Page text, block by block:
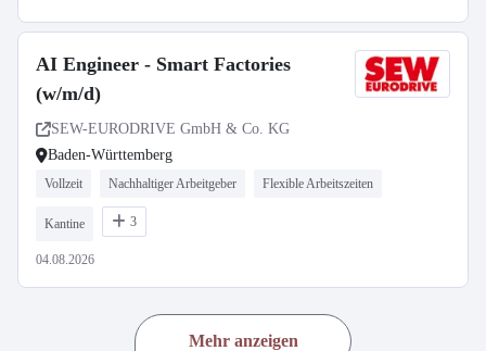
AI Engineer - Smart Factories
(w/m/d)
SEW-EURODRIVE GmbH & Co. KG
Baden-Württemberg
Vollzeit Nachhaltiger Arbeitgeber Flexible Arbeitszeiten
Kantine 3
04.08.2026
Mehr anzeigen